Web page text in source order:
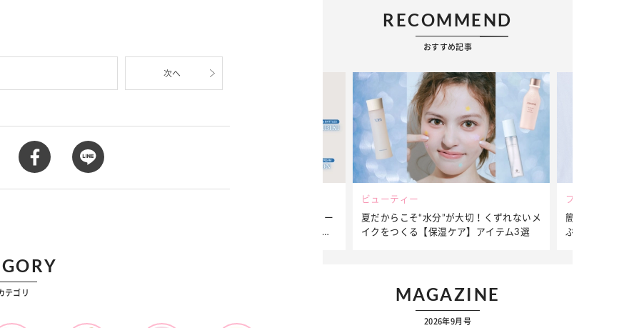
次へ
RECOMMEND
おすすめ記事
【Dリーグ】Ray世代注目のプロダンサー
集団♡ 各チームを彩る「イケメンダンサ
ビューティー
夏だからこそ“水分”が大切！くずれないメ
イクをつくる【保湿ケア】アイテム3選
ファッション
簡単アレン
ぷりの【そ
MAGAZINE
2026年9月号
テゴリ